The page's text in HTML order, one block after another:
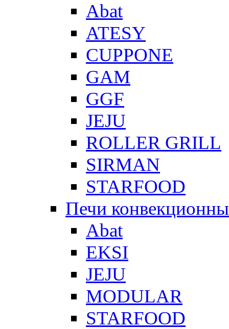
Abat
ATESY
CUPPONE
GAM
GGF
JEJU
ROLLER GRILL
SIRMAN
STARFOOD
Печи
Abat
EKSI
JEJU
MODULAR
STARFOOD